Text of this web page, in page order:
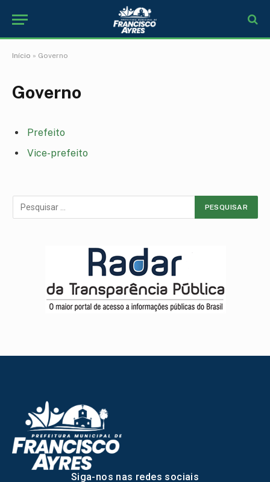
Início » Governo
Governo
Prefeito
Vice-prefeito
Siga-nos nas redes sociais